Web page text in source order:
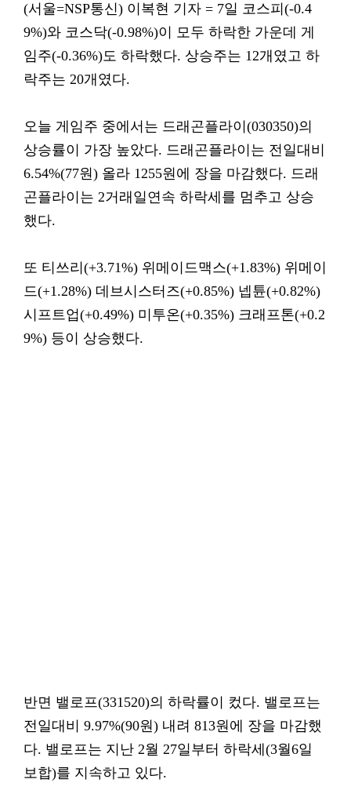
(서울=NSP통신) 이복현 기자 = 7일 코스피(-0.4
9%)와 코스닥(-0.98%)이 모두 하락한 가운데 게
임주(-0.36%)도 하락했다. 상승주는 12개였고 하
락주는 20개였다.
오늘 게임주 중에서는 드래곤플라이(030350)의
상승률이 가장 높았다. 드래곤플라이는 전일대비
6.54%(77원) 올라 1255원에 장을 마감했다. 드래
곤플라이는 2거래일연속 하락세를 멈추고 상승
했다.
또 티쓰리(+3.71%) 위메이드맥스(+1.83%) 위메이
드(+1.28%) 데브시스터즈(+0.85%) 넵튠(+0.82%)
시프트업(+0.49%) 미투온(+0.35%) 크래프톤(+0.2
9%) 등이 상승했다.
반면 밸로프(331520)의 하락률이 컸다. 밸로프는
전일대비 9.97%(90원) 내려 813원에 장을 마감했
다. 밸로프는 지난 2월 27일부터 하락세(3월6일
보합)를 지속하고 있다.